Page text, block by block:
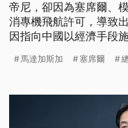
帝尼，卻因為塞席爾、
消專機飛航許可，導致
因指向中國以經濟手段
程受阻，與史王都感到
案，對於中共粗暴行徑
馬達加斯加 塞席爾